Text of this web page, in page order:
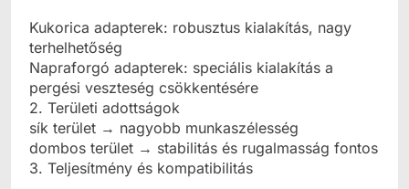
Kukorica adapterek: robusztus kialakítás, nagy
terhelhetőség
Napraforgó adapterek: speciális kialakítás a
pergési veszteség csökkentésére
2. Területi adottságok
sík terület → nagyobb munkaszélesség
dombos terület → stabilitás és rugalmasság fontos
3. Teljesítmény és kompatibilitás